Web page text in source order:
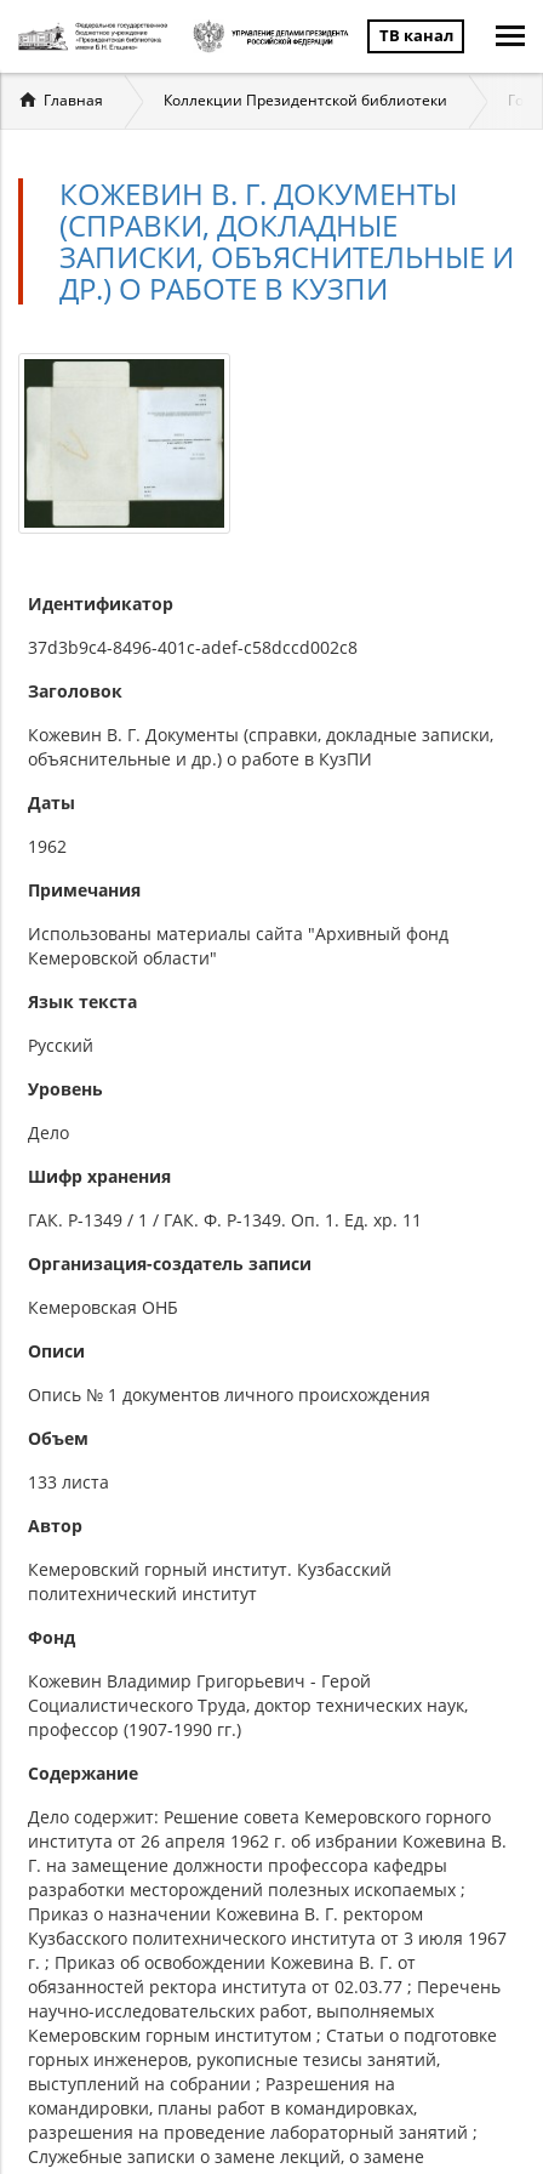
ТВ канал
Вы
здесь
Главная Коллекции Президентской библиотеки
КОЖЕВИН В. Г. ДОКУМЕНТЫ
(СПРАВКИ, ДОКЛАДНЫЕ
ЗАПИСКИ, ОБЪЯСНИТЕЛЬНЫЕ И
ДР.) О РАБОТЕ В КУЗПИ
Идентификатор
37d3b9c4-8496-401c-adef-c58dccd002c8
Заголовок
Кожевин В. Г. Документы (справки, докладные записки,
объяснительные и др.) о работе в КузПИ
Даты
1962
Примечания
Использованы материалы сайта "Архивный фонд
Кемеровской области"
Язык текста
Русский
Уровень
Дело
Шифр хранения
ГАК. Р-1349 / 1 / ГАК. Ф. Р-1349. Оп. 1. Ед. хр. 11
Организация-создатель записи
Кемеровская ОНБ
Описи
Опись № 1 документов личного происхождения
Объем
133 листа
Автор
Кемеровский горный институт. Кузбасский
политехнический институт
Фонд
Кожевин Владимир Григорьевич - Герой
Социалистического Труда, доктор технических наук,
профессор (1907-1990 гг.)
Содержание
Дело содержит: Решение совета Кемеровского горного
института от 26 апреля 1962 г. об избрании Кожевина В.
Г. на замещение должности профессора кафедры
разработки месторождений полезных ископаемых ;
Приказ о назначении Кожевина В. Г. ректором
Кузбасского политехнического института от 3 июля 1967
г. ; Приказ об освобождении Кожевина В. Г. от
обязанностей ректора института от 02.03.77 ; Перечень
научно-исследовательских работ, выполняемых
Кемеровским горным институтом ; Статьи о подготовке
горных инженеров, рукописные тезисы занятий,
выступлений на собрании ; Разрешения на
командировки, планы работ в командировках,
разрешения на проведение лабораторный занятий ;
Служебные записки о замене лекций, о замене